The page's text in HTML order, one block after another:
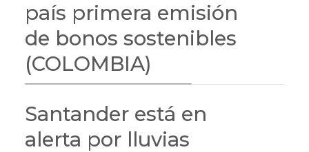
país primera emisión
de bonos sostenibles
(COLOMBIA)
Santander está en
alerta por lluvias